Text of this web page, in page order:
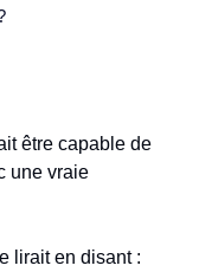
être capable de
une vraie
lirait en disant :